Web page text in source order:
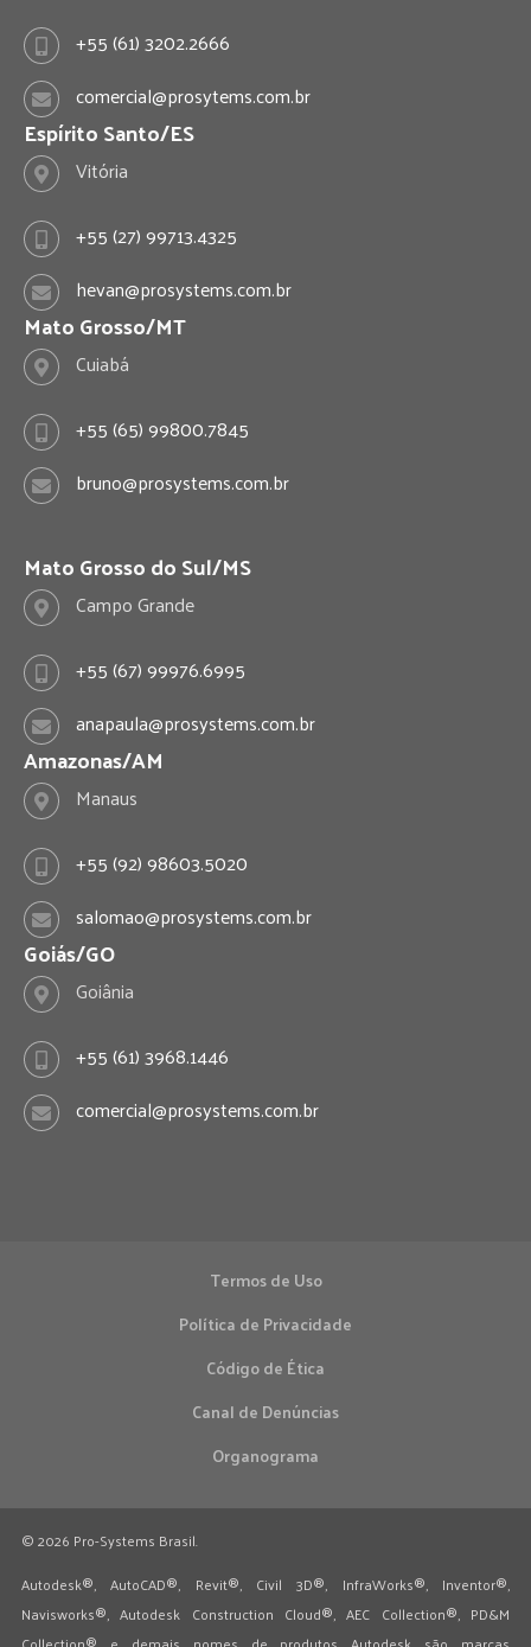
a
g
r
a
m
e
d
I
+55 (61) 3202.2666
comercial@prosytems.com.br
Espírito Santo/ES
Vitória
+55 (27) 99713.4325
hevan@prosystems.com.br
Mato Grosso/MT
Cuiabá
+55 (65) 99800.7845
bruno@prosystems.com.br
Mato Grosso do Sul/MS
Campo Grande
+55 (67) 99976.6995
anapaula@prosystems.com.br
Amazonas/AM
Manaus
+55 (92) 98603.5020
salomao@prosystems.com.br
Goiás/GO
Goiânia
+55 (61) 3968.1446
comercial@prosystems.com.br
Termos de Uso
Política de Privacidade
Código de Ética
Canal de Denúncias
Organograma
© 2026 Pro-Systems Brasil.
Autodesk®, AutoCAD®, Revit®, Civil 3D®, InfraWorks®, Inventor®,
Navisworks®, Autodesk Construction Cloud®, AEC Collection®, PD&M